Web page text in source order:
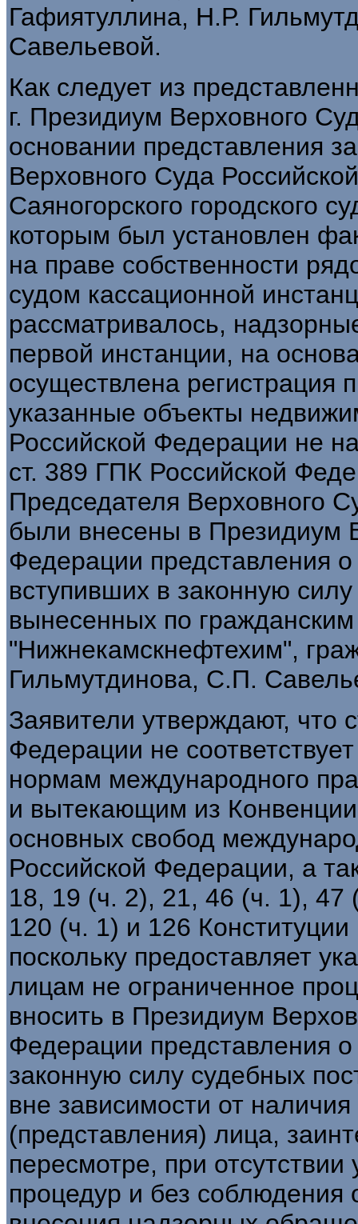
Гафиятуллина, Н.Р.
Савельевой.
Как следует из
г. Президиум Верховного
основании представления
Верховного Суда
Саяногорского городского
которым был установлен
на праве собственности
судом кассационной
рассматривалось,
первой инстанции, на
осуществлена регистрация
указанные объекты
Российской Федерации не
ст. 389 ГПК Российской
Председателя Верховного
были внесены в Президиум
Федерации представления
вступивших в законную
вынесенных по
"Нижнекамскнефтехим",
Гильмутдинова, С.П.
Заявители утверждают, что
Федерации не
нормам международного
и вытекающим из
основных свобод
Российской Федерации, а
18, 19 (ч. 2), 21, 46 (ч. 1), 47
120 (ч. 1) и 126
поскольку предоставляет
лицам не ограниченное
вносить в Президиум
Федерации представления
законную силу судебных
вне зависимости от
(представления) лица,
пересмотре, при
процедур и без соблюдения